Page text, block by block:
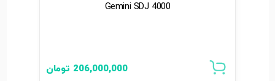
Gemini SDJ 4000
206,000,000 تومان